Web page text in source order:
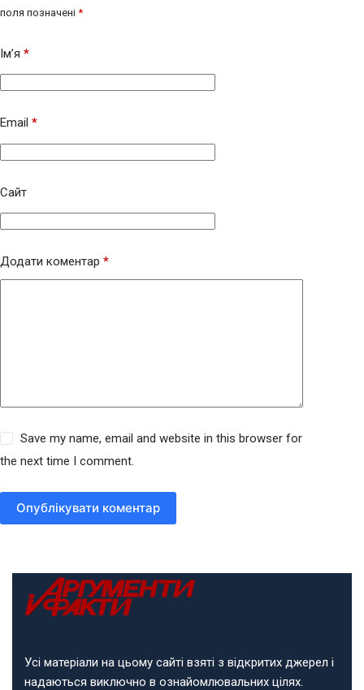
поля позначені *
Ім’я *
Email *
Сайт
Додати коментар *
Save my name, email and website in this browser for
the next time I comment.
Опублікувати коментар
Усі матеріали на цьому сайті взяті з відкритих джерел і
надаються виключно в ознайомлювальних цілях.